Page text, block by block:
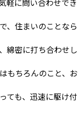
軽に問い合わせでき
、住まいのことなら
綿密に打ち合わせし
もちろんのこと、お
ても、迅速に駆け付